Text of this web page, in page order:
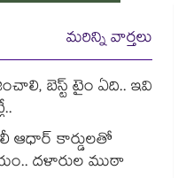
మరిన్ని వార్తలు
బెస్ట్ టైం ఏది.. ఇవి
ఆధార్ కార్డులతో
దళారుల ముఠా